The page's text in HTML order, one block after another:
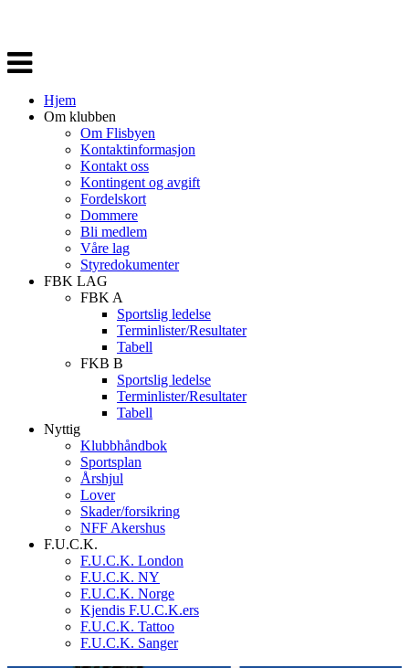
Veksle
navigasjon
Hjem
Om klubben
Om Flisbyen
Kontaktinformasjon
Kontakt oss
Kontingent og avgift
Fordelskort
Dommere
Bli medlem
Våre lag
Styredokumenter
FBK LAG
FBK A
Sportslig ledelse
Terminlister/Resultater
Tabell
FKB B
Sportslig ledelse
Terminlister/Resultater
Tabell
Nyttig
Klubbhåndbok
Sportsplan
Årshjul
Lover
Skader/forsikring
NFF Akershus
F.U.C.K.
F.U.C.K. London
F.U.C.K. NY
F.U.C.K. Norge
Kjendis F.U.C.K.ers
F.U.C.K. Tattoo
F.U.C.K. Sanger